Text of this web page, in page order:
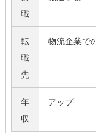
職
転
職
先
物流企業で
年
収
アップ